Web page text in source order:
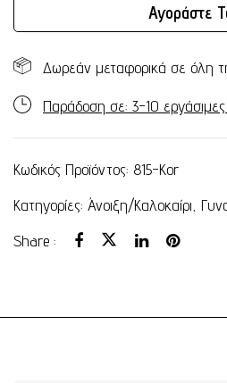
Αγοράστε
Δωρεάν μεταφορικά σε όλη
Παράδοση σε: 3-10
Κωδικός Προϊόντος: 815-Kor
Κατηγορίες: Άνοιξη/Καλοκαίρι
Share :